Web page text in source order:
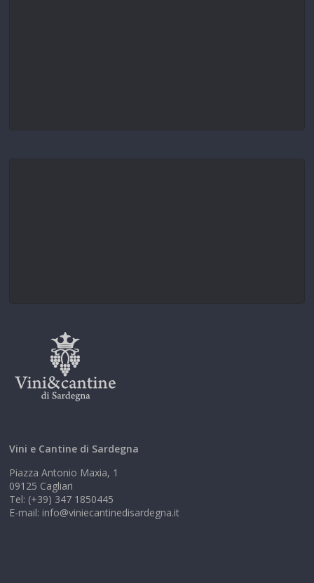
Vini e Cantine di Sardegna
Piazza Antonio Maxia, 1
09125 Cagliari
Tel: (+39) 347 1850445
E-mail: info@viniecantinedisardegna.it